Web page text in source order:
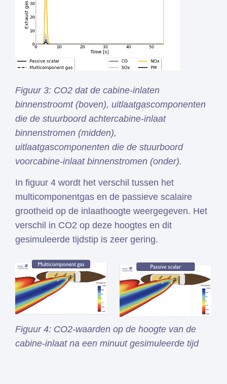
Figuur 3: CO2 dat de cabine-inlaten
binnenstroomt (boven), uitlaatgascomponenten
die de stuurboord achtercabine-inlaat
binnenstromen (midden),
uitlaatgascomponenten die de stuurboord
voorcabine-inlaat binnenstromen (onder).
In figuur 4 wordt het verschil tussen het
multicomponentgas en de passieve scalaire
grootheid op de inlaathoogte weergegeven. Het
verschil in CO2 op deze hoogtes en dit
gesimuleerde tijdstip is zeer gering.
Figuur 4: CO2-waarden op de hoogte van de
cabine-inlaat na een minuut gesimuleerde tijd